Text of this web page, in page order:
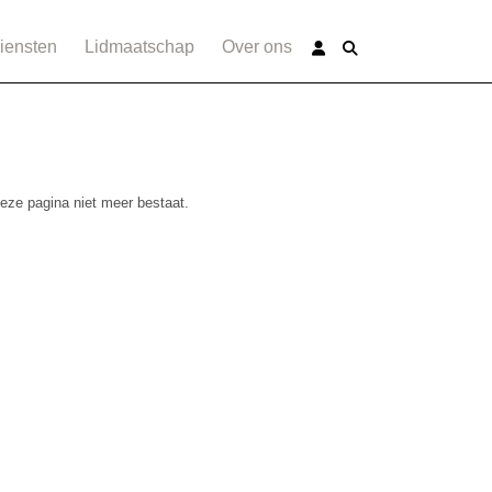
Lidmaatschap Over ons
pagina niet meer bestaat.